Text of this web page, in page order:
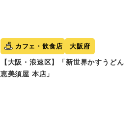
カフェ・飲食店 大阪府
【大阪・浪速区】「新世界かすうどん
恵美須屋 本店」